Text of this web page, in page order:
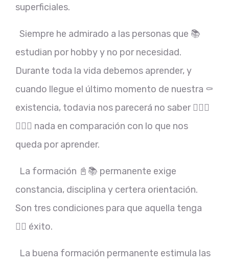
superficiales.
Siempre he admirado a las personas que 📚
estudian por hobby y no por necesidad.
Durante toda la vida debemos aprender, y
cuando llegue el último momento de nuestra ⚰
existencia, todavia nos parecerá no saber 🤷🏼‍♂
🤦🏻‍♂ nada en comparación con lo que nos
queda por aprender.
La formación 📓📚 permanente exige
constancia, disciplina y certera orientación.
Son tres condiciones para que aquella tenga
👍🏻 éxito.
La buena formación permanente estimula las